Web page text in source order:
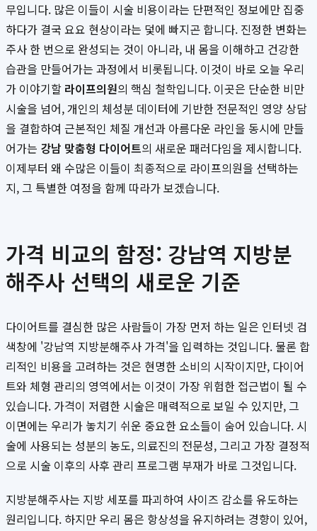
무입니다. 많은 이들이 시술 비용이라는 단편적인 정보에만 집중
하다가 결국 요요 현상이라는 덫에 빠지곤 합니다. 진정한 변화는
주사 한 번으로 완성되는 것이 아니라, 내 몸을 이해하고 건강한
습관을 만들어가는 과정에서 비롯됩니다. 이것이 바로 오늘 우리
가 이야기할 라이프의원의 핵심 철학입니다. 이곳은 단순한 비만
시술을 넘어, 개인의 체성분 데이터에 기반한 전문적인 영양 상담
을 결합하여 근본적인 체질 개선과 아름다운 라인을 동시에 만들
어가는 강남 맞춤형 다이어트의 새로운 패러다임을 제시합니다.
이제부터 왜 수많은 이들이 최종적으로 라이프의원을 선택하는
지, 그 특별한 여정을 함께 따라가 보겠습니다.
가격 비교의 함정: 강남역 지방분
해주사 선택의 새로운 기준
다이어트를 결심한 많은 사람들이 가장 먼저 하는 일은 인터넷 검
색창에 '강남역 지방분해주사 가격'을 입력하는 것입니다. 물론 합
리적인 비용을 고려하는 것은 현명한 소비의 시작이지만, 다이어
트와 체형 관리의 영역에서는 이것이 가장 위험한 접근법이 될 수
있습니다. 가격이 저렴한 시술은 매력적으로 보일 수 있지만, 그
이면에는 우리가 놓치기 쉬운 중요한 요소들이 숨어 있습니다. 시
술에 사용되는 성분의 농도, 의료진의 전문성, 그리고 가장 결정적
으로 시술 이후의 사후 관리 프로그램 부재가 바로 그것입니다.
지방분해주사는 지방 세포를 파괴하여 사이즈 감소를 유도하는
원리입니다. 하지만 우리 몸은 항상성을 유지하려는 경향이 있어,